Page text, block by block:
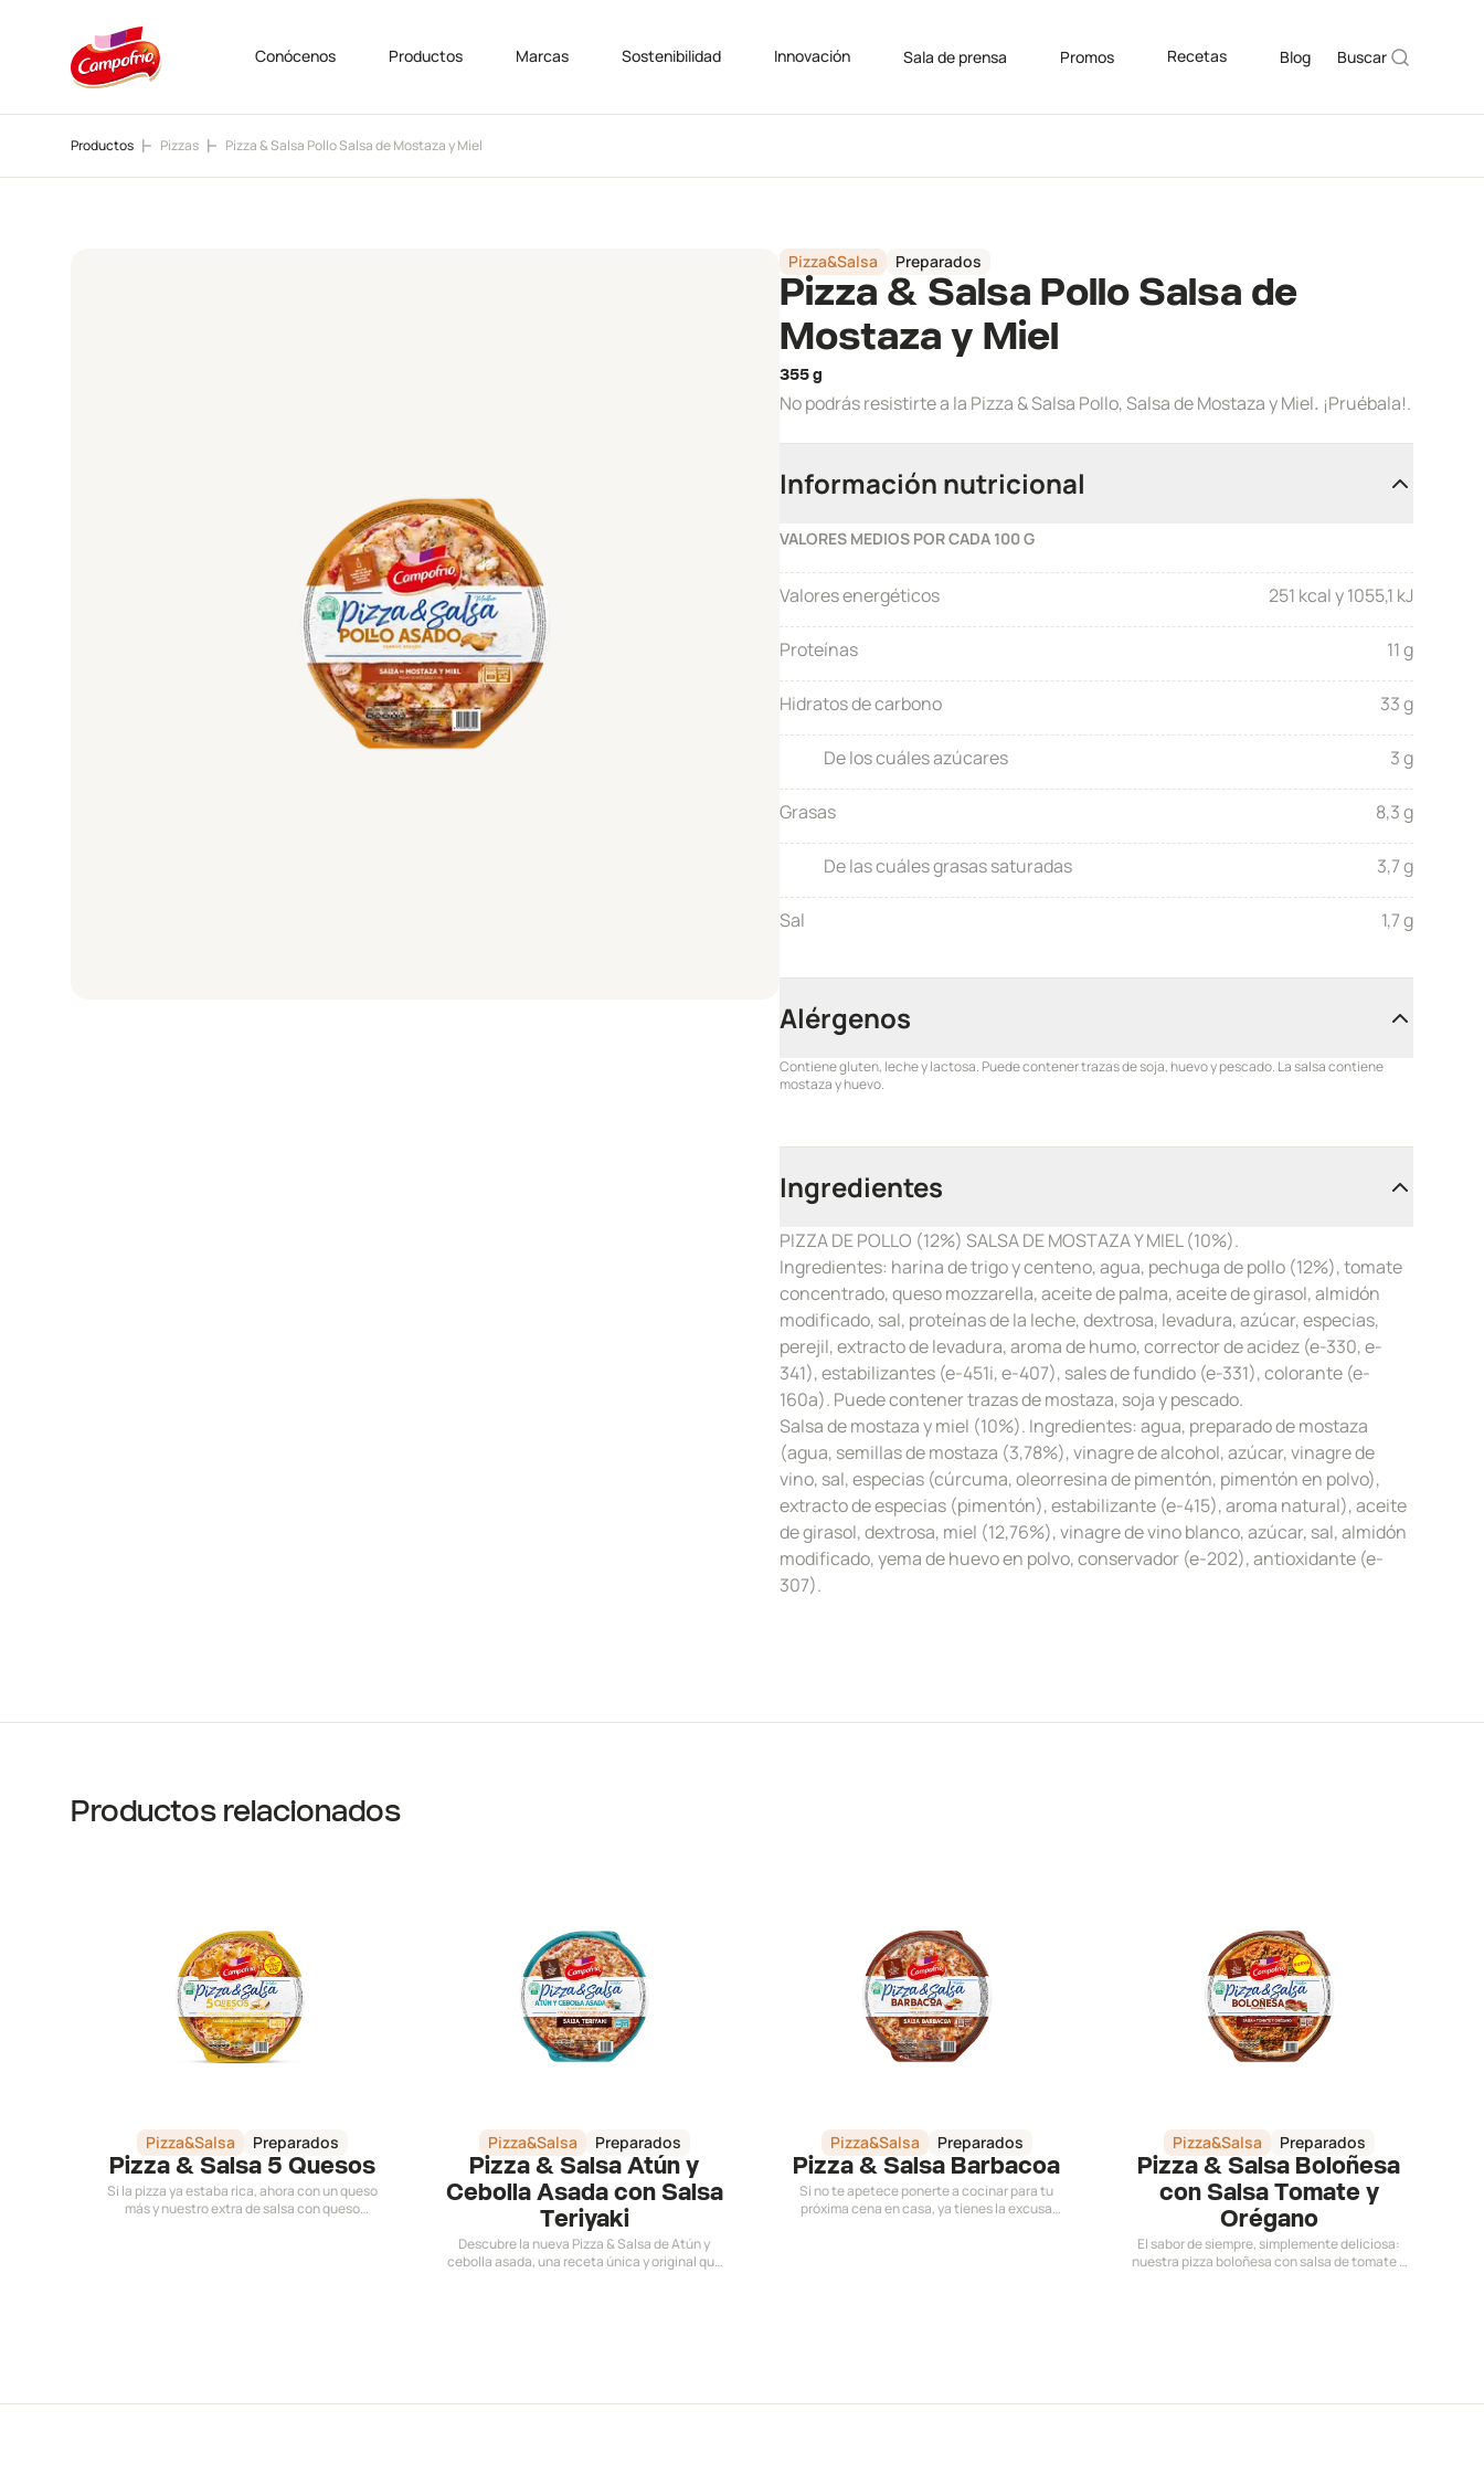
Conócenos Productos Marcas Sostenibilidad Innovación Sala de prensa Promos Recetas Blog Buscar
Productos Pizzas Pizza & Salsa Pollo Salsa de Mostaza y Miel
Pizza&Salsa Preparados
Pizza & Salsa Pollo Salsa de
Mostaza y Miel
355 g
No podrás resistirte a la Pizza & Salsa Pollo, Salsa de Mostaza y Miel. ¡Pruébala!.
Información nutricional
VALORES MEDIOS POR CADA 100 G
Valores energéticos 251 kcal y 1055,1 kJ
Proteínas 11 g
Hidratos de carbono 33 g
De los cuáles azúcares 3 g
Grasas 8,3 g
De las cuáles grasas saturadas 3,7 g
Sal 1,7 g
Alérgenos
Contiene gluten, leche y lactosa. Puede contener trazas de soja, huevo y pescado. La salsa contiene
mostaza y huevo.
Ingredientes
PIZZA DE POLLO (12%) SALSA DE MOSTAZA Y MIEL (10%).
Ingredientes: harina de trigo y centeno, agua, pechuga de pollo (12%), tomate
concentrado, queso mozzarella, aceite de palma, aceite de girasol, almidón
modificado, sal, proteínas de la leche, dextrosa, levadura, azúcar, especias,
perejil, extracto de levadura, aroma de humo, corrector de acidez (e-330, e-
341), estabilizantes (e-451i, e-407), sales de fundido (e-331), colorante (e-
160a). Puede contener trazas de mostaza, soja y pescado.
Salsa de mostaza y miel (10%). Ingredientes: agua, preparado de mostaza
(agua, semillas de mostaza (3,78%), vinagre de alcohol, azúcar, vinagre de
vino, sal, especias (cúrcuma, oleorresina de pimentón, pimentón en polvo),
extracto de especias (pimentón), estabilizante (e-415), aroma natural), aceite
de girasol, dextrosa, miel (12,76%), vinagre de vino blanco, azúcar, sal, almidón
modificado, yema de huevo en polvo, conservador (e-202), antioxidante (e-
307).
Productos relacionados
Pizza&Salsa Preparados
Pizza & Salsa 5 Quesos
Si la pizza ya estaba rica, ahora con un queso
más y nuestro extra de salsa con queso
Pizza&Salsa Preparados
Pizza & Salsa Atún y
Cebolla Asada con Salsa
Teriyaki
Descubre la nueva Pizza & Salsa de Atún y
cebolla asada, una receta única y original que
Pizza&Salsa Preparados
Pizza & Salsa Barbacoa
Si no te apetece ponerte a cocinar para tu
próxima cena en casa, ya tienes la excusa
Pizza&Salsa Preparados
Pizza & Salsa Boloñesa
con Salsa Tomate y
Orégano
El sabor de siempre, simplemente deliciosa:
nuestra pizza boloñesa con salsa de tomate y